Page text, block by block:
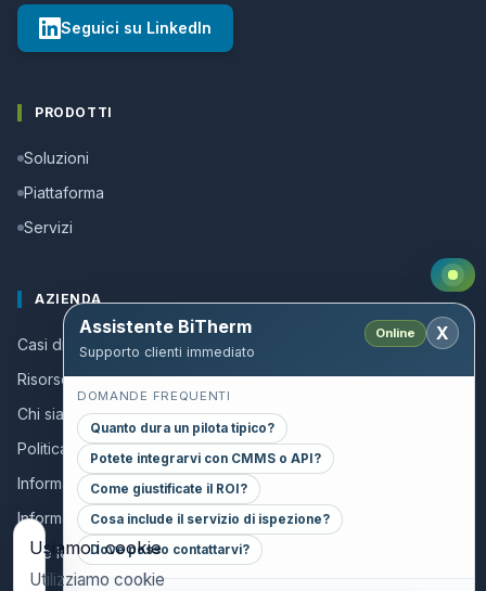
Seguici su LinkedIn
PRODOTTI
Soluzioni
Piattaforma
Servizi
AZIENDA
Casi di successo
Risorse e guide
Chi siamo
Politica della qualita
Informazioni per collaboratori
Informativa sulla privacy
Note legali
Assistente BiTherm
Supporto clienti immediato
Online X
DOMANDE FREQUENTI
Quanto dura un pilota tipico?
Potete integrarvi con CMMS o API?
Come giustificate il ROI?
Cosa include il servizio di ispezione?
Dove posso contattarvi?
Usiamo i cookie
Utilizziamo cookie